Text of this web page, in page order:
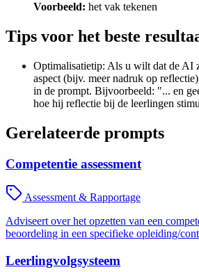
Voorbeeld: het vak tekenen
Tips voor het beste
Optimalisatietip: Als u wilt dat de AI
aspect (bijv. meer nadruk op
in de prompt. Bijvoorbeeld: "... en
hoe hij reflectie bij de leerlingen
Gerelateerde prompts
Competentie assessment
Assessment & Rapportage
Adviseert over het opzetten van een
beoordeling in een specifieke opleiding/
Leerlingvolgsysteem